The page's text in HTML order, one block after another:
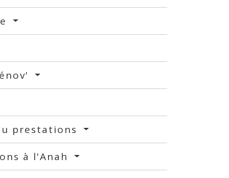
prestations
à l'Anah